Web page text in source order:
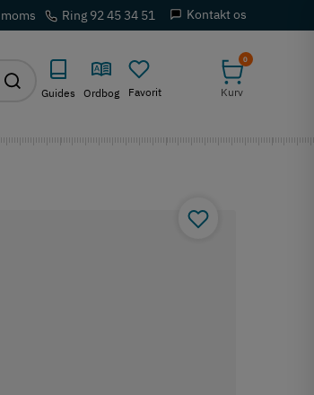
Ring 92 45 34 51 Kontakt os
Guides Ordbog Favorit
0
Kurv